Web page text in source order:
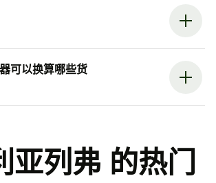
可以换算哪些货
亚列弗 的热门